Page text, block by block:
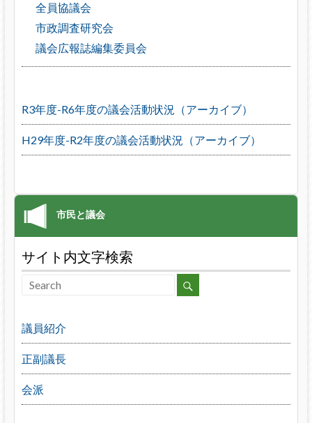
全員協議会
市政調査研究会
議会広報誌編集委員会
R3年度-R6年度の議会活動状況（アーカイブ）
H29年度-R2年度の議会活動状況（アーカイブ）
サイト内文字検索
議員紹介
正副議長
会派